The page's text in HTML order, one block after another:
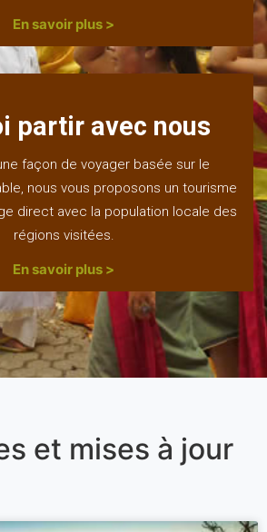
En savoir plus >
partir avec nous
façon de voyager basée sur le
nous vous proposons un tourisme
direct avec la population locale des
régions visitées.
En savoir plus >
et mises à jour